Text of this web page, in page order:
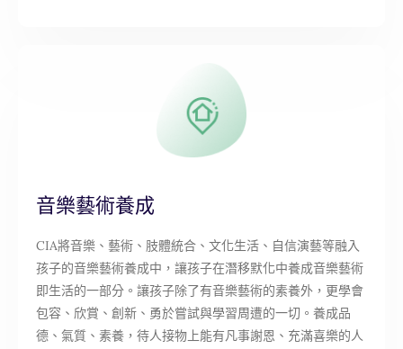
音樂藝術養成
CIA將音樂、藝術、肢體統合、文化生活、自信演藝等融入
孩子的音樂藝術養成中，讓孩子在潛移默化中養成音樂藝術
即生活的一部分。讓孩子除了有音樂藝術的素養外，更學會
包容、欣賞、創新、勇於嘗試與學習周遭的一切。養成品
德、氣質、素養，待人接物上能有凡事謝恩、充滿喜樂的人